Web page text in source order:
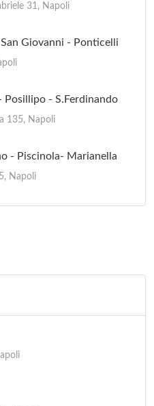
31, Napoli
Giovanni - Ponticelli
- S.Ferdinando
135, Napoli
- Piscinola- Marianella
Napoli